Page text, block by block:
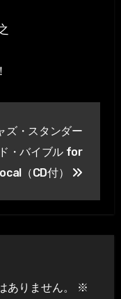
ズ・スタンダー
ド・バイブル for
（CD付）
りません。
※